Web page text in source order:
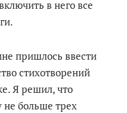
в него все
пришлось ввести
стихотворений
Я решил, что
не больше трех